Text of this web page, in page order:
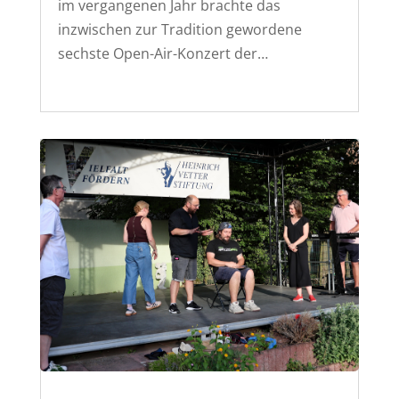
im vergangenen Jahr brachte das
inzwischen zur Tradition gewordene
sechste Open-Air-Konzert der…